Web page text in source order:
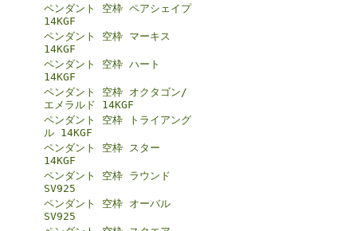
ペンダント 空枠 ペアシェイプ
14KGF
ペンダント 空枠 マーキス
14KGF
ペンダント 空枠 ハート
14KGF
ペンダント 空枠 オクタゴン/
エメラルド 14KGF
ペンダント 空枠 トライアング
ル 14KGF
ペンダント 空枠 スター
14KGF
ペンダント 空枠 ラウンド
SV925
ペンダント 空枠 オーバル
SV925